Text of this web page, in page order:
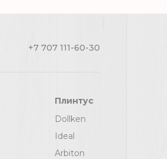
+7 707 111-60-30
Плинтус
Dollken
Ideal
Arbiton